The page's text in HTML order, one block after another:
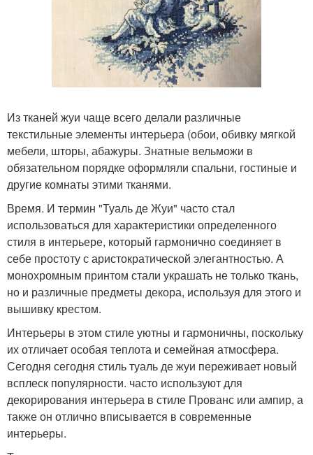
Из тканей жуи чаще всего делали различные
текстильные элементы интерьера (обои, обивку мягкой
мебели, шторы, абажуры. Знатные вельможи в
обязательном порядке оформляли спальни, гостиные и
другие комнаты этими тканями.
Время. И термин "Туаль де Жуи" часто стал
использоваться для характеристики определенного
стиля в интерьере, который гармонично соединяет в
себе простоту с аристократической элегантностью. А
монохромным принтом стали украшать не только ткань,
но и различные предметы декора, используя для этого и
вышивку крестом.
Интерьеры в этом стиле уютны и гармоничны, поскольку
их отличает особая теплота и семейная атмосфера.
Сегодня сегодня стиль туаль де жуи переживает новый
всплеск популярности. часто используют для
декорирования интерьера в стиле Прованс или ампир, а
также он отлично вписывается в современные
интерьеры.